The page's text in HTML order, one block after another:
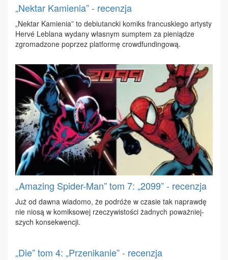
„Nektar Kamienia” - recenzja
„Nek­tar Ka­mie­nia” to de­biu­tanc­ki ko­miks fran­cu­skie­go ar­ty­sty
Hervé Le­bla­na wy­da­ny wła­snym sump­tem za pie­nią­dze
zgro­ma­dzo­ne po­przez plat­for­mę crowd­fun­din­go­wą.
„Amazing Spider-Man” tom 7: „2099” - recenzja
Już od daw­na wia­do­mo, że po­dró­że w cza­sie tak na­praw­dę
nie nio­są w ko­mik­so­wej rze­czy­wi­sto­ści żad­nych po­waż­niej­
szych kon­se­kwen­cji.
„Die” tom 4: „Przenikanie” - recenzja